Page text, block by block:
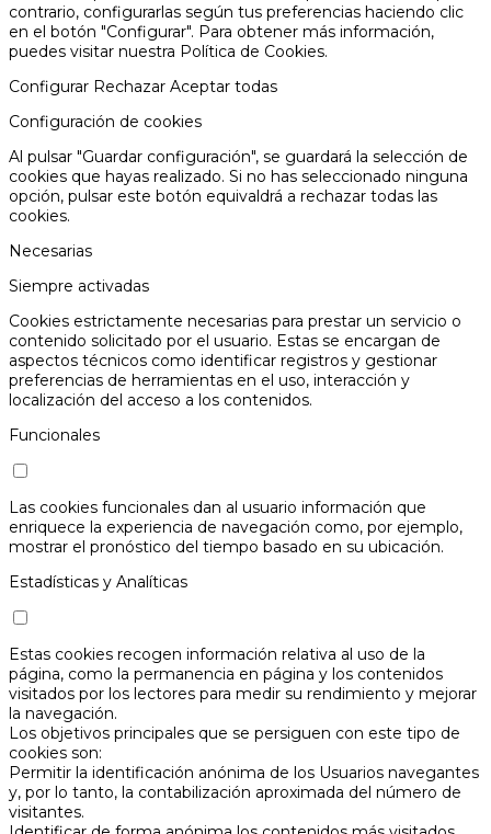
contrario, configurarlas según tus preferencias haciendo clic
en el botón "Configurar". Para obtener más información,
puedes visitar nuestra Política de Cookies.
Configurar Rechazar Aceptar todas
Configuración de cookies
Al pulsar "Guardar configuración", se guardará la selección de
cookies que hayas realizado. Si no has seleccionado ninguna
opción, pulsar este botón equivaldrá a rechazar todas las
cookies.
Necesarias
Siempre activadas
Cookies estrictamente necesarias para prestar un servicio o
contenido solicitado por el usuario. Estas se encargan de
aspectos técnicos como identificar registros y gestionar
preferencias de herramientas en el uso, interacción y
localización del acceso a los contenidos.
Funcionales
Las cookies funcionales dan al usuario información que
enriquece la experiencia de navegación como, por ejemplo,
mostrar el pronóstico del tiempo basado en su ubicación.
Estadísticas y Analíticas
Estas cookies recogen información relativa al uso de la
página, como la permanencia en página y los contenidos
visitados por los lectores para medir su rendimiento y mejorar
la navegación.
Los objetivos principales que se persiguen con este tipo de
cookies son:
Permitir la identificación anónima de los Usuarios navegantes
y, por lo tanto, la contabilización aproximada del número de
visitantes.